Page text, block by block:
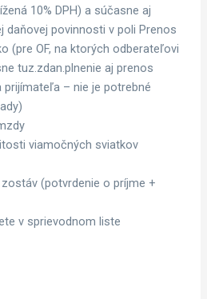
10% DPH) a súčasne aj
daňovej povinnosti v poli Prenos
(pre OF, na ktorých odberateľovi
tuz.zdan.plnenie aj prenos
prijímateľa – nie je potrebné
viamočných sviatkov
(potvrdenie o príjme +
v sprievodnom liste